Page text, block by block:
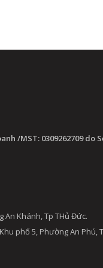
/MST: 0309262709 do
An Khánh, Tp THủ Đức.
phố 5, Phường An Phú,